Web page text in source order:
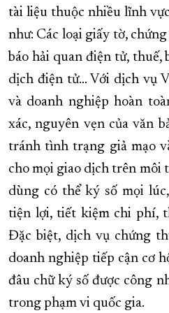
tài liệu thuộc nhiều lĩnh
như: Các loại giấy tờ,
báo hải quan điện tử, thuế,
dịch điện tử… Với dịch vụ
và doanh nghiệp hoàn
xác, nguyên vẹn của văn
tránh tình trạng giả mạo
cho mọi giao dịch trên môi
dùng có thể ký số mọi
tiện lợi, tiết kiệm chi phí,
Đặc biệt, dịch vụ chứng
doanh nghiệp tiếp cận cơ
đâu chữ ký số được công
trong phạm vi quốc gia.